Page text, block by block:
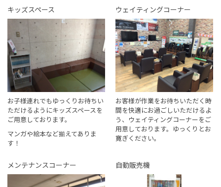
キッズスペース
お子様連れでもゆっくりお待ちい
ただけるようにキッズスペースを
ご用意しております。
マンガや絵本など揃えてありま
す！
ウェイティングコーナー
お客様が作業をお待ちいただく時
間を快適にお過ごしいただけるよ
う、ウェイティングコーナーをご
用意しております。ゆっくりとお
寛ぎください。
メンテナンスコーナー 自動販売機